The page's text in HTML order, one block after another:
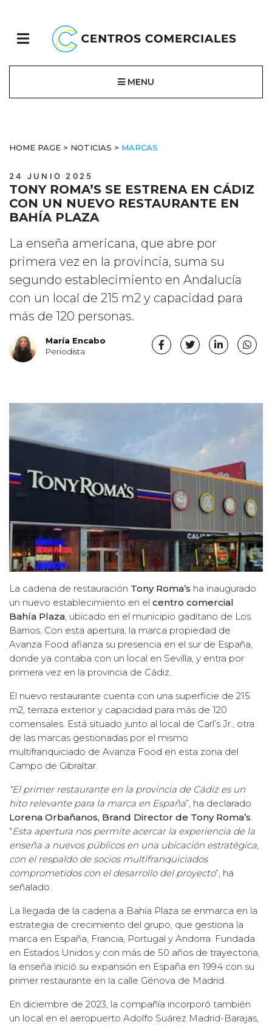
MENU
HOME PAGE > NOTICIAS > MARCAS
24 JUNIO 2025
TONY ROMA’S SE ESTRENA EN CÁDIZ
CON UN NUEVO RESTAURANTE EN
BAHÍA PLAZA
La enseña americana, que abre por
primera vez en la provincia, suma su
segundo establecimiento en Andalucía
con un local de 215 m2 y capacidad para
más de 120 personas.
María Encabo
Periodista
La cadena de restauración Tony Roma’s ha inaugurado
un nuevo establecimiento en el centro comercial
Bahía Plaza, ubicado en el municipio gaditano de Los
Barrios. Con esta apertura, la marca propiedad de
Avanza Food afianza su presencia en el sur de España,
donde ya contaba con un local en Sevilla, y entra por
primera vez en la provincia de Cádiz.
El nuevo restaurante cuenta con una superficie de 215
m2, terraza exterior y capacidad para más de 120
comensales. Está situado junto al local de Carl’s Jr., otra
de las marcas gestionadas por el mismo
multifranquiciado de Avanza Food en esta zona del
Campo de Gibraltar.
“El primer restaurante en la provincia de Cádiz es un
hito relevante para la marca en España”, ha declarado
Lorena Orbañanos, Brand Director de Tony Roma’s.
“Esta apertura nos permite acercar la experiencia de la
enseña a nuevos públicos en una ubicación estratégica,
con el respaldo de socios multifranquiciados
comprometidos con el desarrollo del proyecto”, ha
señalado.
La llegada de la cadena a Bahía Plaza se enmarca en la
estrategia de crecimiento del grupo, que gestiona la
marca en España, Francia, Portugal y Andorra. Fundada
en Estados Unidos y con más de 50 años de trayectoria,
la enseña inició su expansión en España en 1994 con su
primer restaurante en la calle Génova de Madrid.
En diciembre de 2023, la compañía incorporó también
un local en el aeropuerto Adolfo Suárez Madrid-Barajas,